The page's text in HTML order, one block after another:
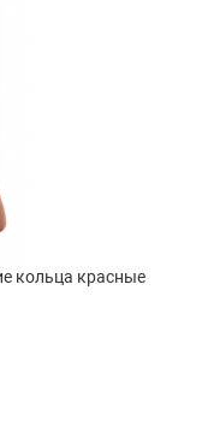
кольца красные